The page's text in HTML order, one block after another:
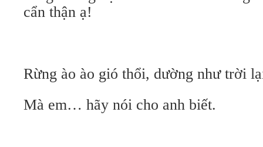
cẩn thận ạ!
Rừng ào ào gió thổi, dường như trời
Mà em… hãy nói cho anh biết.